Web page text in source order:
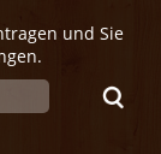
und Sie